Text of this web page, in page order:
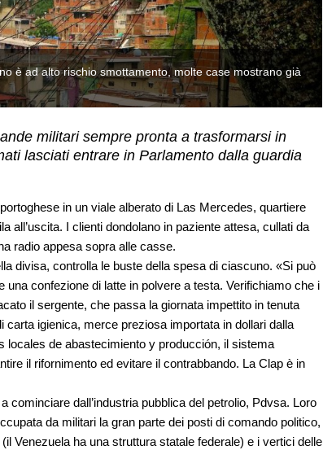
militari sempre pronta a trasformarsi in
lasciati entrare in Parlamento dalla guardia
in un viale alberato di Las Mercedes, quartiere
all’uscita. I clienti dondolano in paziente attesa, cullati da
radio appesa sopra alle casse.
divisa, controlla le buste della spesa di ciascuno. «Si può
confezione di latte in polvere a testa. Verifichiamo che i
il sergente, che passa la giornata impettito in tenuta
igienica, merce preziosa importata in dollari dalla
locales de abastecimiento y producción, il sistema
il rifornimento ed evitare il contrabbando. La Clap è in
cominciare dall’industria pubblica del petrolio, Pdvsa. Loro
da militari la gran parte dei posti di comando politico,
Venezuela ha una struttura statale federale) e i vertici delle